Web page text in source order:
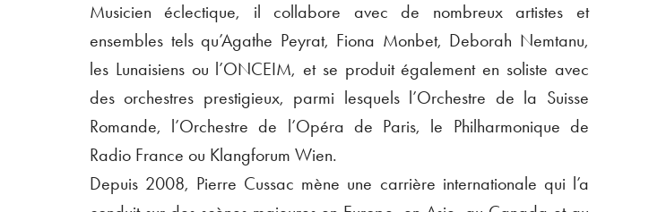
Musicien éclectique, il collabore avec de nombreux artistes et
ensembles tels qu’Agathe Peyrat, Fiona Monbet, Deborah Nemtanu,
les Lunaisiens ou l’ONCEIM, et se produit également en soliste avec
des orchestres prestigieux, parmi lesquels l’Orchestre de la Suisse
Romande, l’Orchestre de l’Opéra de Paris, le Philharmonique de
Radio France ou Klangforum Wien.
Depuis 2008, Pierre Cussac mène une carrière internationale qui l’a